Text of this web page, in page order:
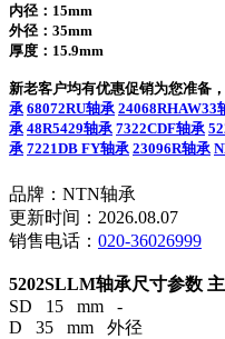
内径：15mm
外径：35mm
厚度：15.9mm
新老客户均有优惠促销为您准备
承 68072RU轴承 24068RHAW33
承 48R5429轴承 7322CDF轴承
承 7221DB FY轴承 23096R轴承
品牌：NTN轴承
更新时间：2026.08.07
销售电话： 020-36026999
5202SLLM轴承尺寸参数
SD 15 mm -
D 35 mm 外径